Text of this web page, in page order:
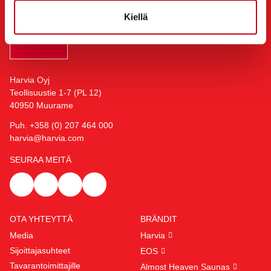
Kiellä
Harvia Oyj
Teollisuustie 1-7 (PL 12)
40950 Muurame
Puh. +358 (0) 207 464 000
harvia@harvia.com
SEURAA MEITÄ
OTA YHTEYTTÄ
Media
Sijoittajasuhteet
Tavarantoimittajille
BRÄNDIT
Harvia
EOS
Almost Heaven Saunas